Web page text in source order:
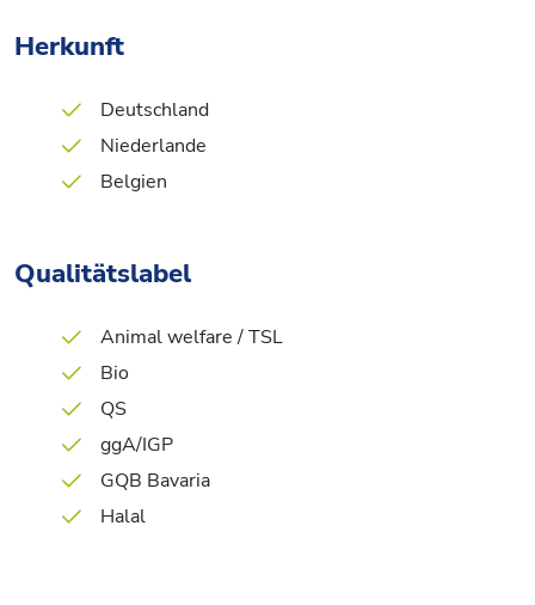
Herkunft
Deutschland
Niederlande
Belgien
Qualitätslabel
Animal welfare / TSL
Bio
QS
ggA/IGP
GQB Bavaria
Halal